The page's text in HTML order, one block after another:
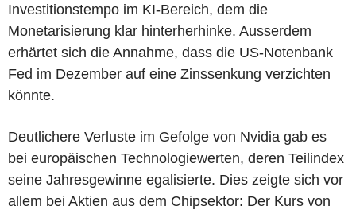
Investitionstempo im KI-Bereich, dem die
Monetarisierung klar hinterherhinke. Ausserdem
erhärtet sich die Annahme, dass die US-Notenbank
Fed im Dezember auf eine Zinssenkung verzichten
könnte.
Deutlichere Verluste im Gefolge von Nvidia gab es
bei europäischen Technologiewerten, deren Teilindex
seine Jahresgewinne egalisierte. Dies zeigte sich vor
allem bei Aktien aus dem Chipsektor: Der Kurs von